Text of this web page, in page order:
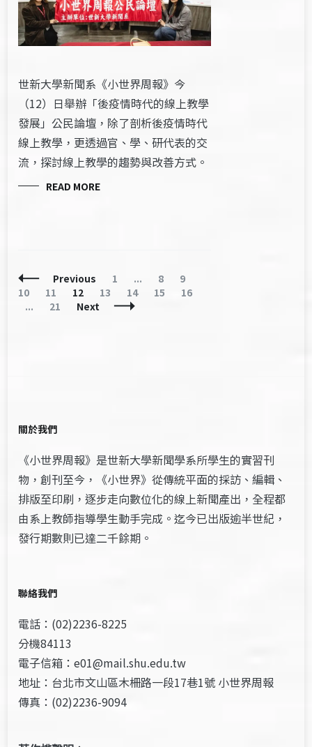
世新大學新聞系《小世界周報》今
（12）日舉辦「後疫情時代的線上教學
發展」公民論壇，除了剖析後疫情時代
線上教學，更透過官、學、研代表的交
流，探討線上教學的趨勢與改善方式。
READ MORE
Posts
Navigation
Previous Page
1 ... Page
8 Page
9
10
Page
11 Page
12 Page
13 Page
14 Page
15 Page
16
...
Page
21 Next
關於我們
《小世界周報》是世新大學新聞學系所學生的實習刊
物，創刊至今，《小世界》從傳統平面的採訪、編輯、
排版至印刷，逐步走向數位化的線上新聞產出，全程都
由系上教師指導學生動手完成。迄今已出版逾半世紀，
發行期數則已達二千餘期。
聯絡我們
電話：(02)2236-8225
分機84113
電子信箱：e01@mail.shu.edu.tw
地址：台北市文山區木柵路一段17巷1號 小世界周報
傳真：(02)2236-9094